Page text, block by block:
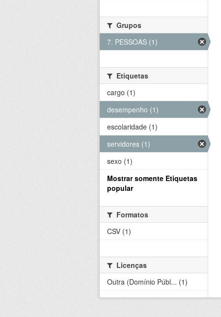
Grupos
7. PESSOAS (1)
Etiquetas
cargo (1)
desempenho (1)
escolaridade (1)
servidores (1)
sexo (1)
Mostrar somente Etiquetas
popular
Formatos
CSV (1)
Licenças
Outra (Domínio Públ... (1)